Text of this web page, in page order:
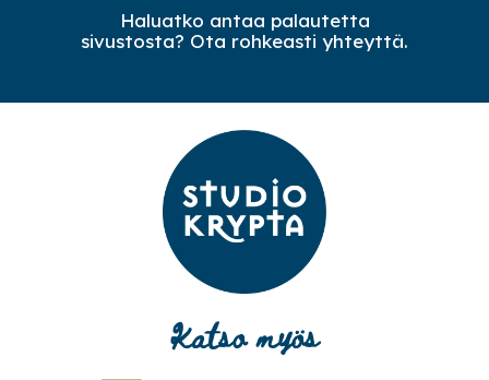
Haluatko antaa palautetta
sivustosta? Ota rohkeasti yhteyttä.
Katso myös